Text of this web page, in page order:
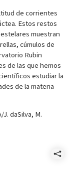
de corrientes
Estos restos
muestran
cúmulos de
Rubin
de las que hemos
estudiar la
de la materia
daSilva, M.